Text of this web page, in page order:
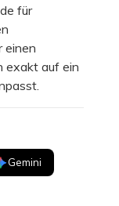
für
einen
exakt auf ein
Gemini